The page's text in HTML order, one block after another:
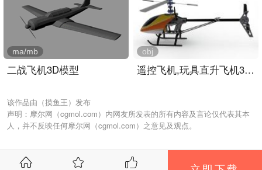
二战飞机3D模型
ma/mb
遥控飞机,玩具直升飞机3D模..
obj
该作品由（摸鱼王）发布
声明：摩尔网（cgmol.com）内网友所发表的所有内容及言论仅代表其本
人，并不反映任何摩尔网（cgmol.com）之意见及观点。